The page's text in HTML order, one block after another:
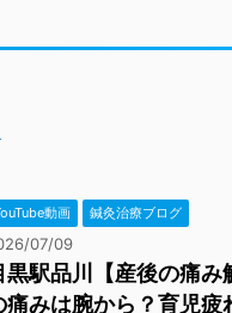
動画 鍼灸治療ブログ
07/09
黒駅品川【産後の痛み
痛みは腕から？育児疲